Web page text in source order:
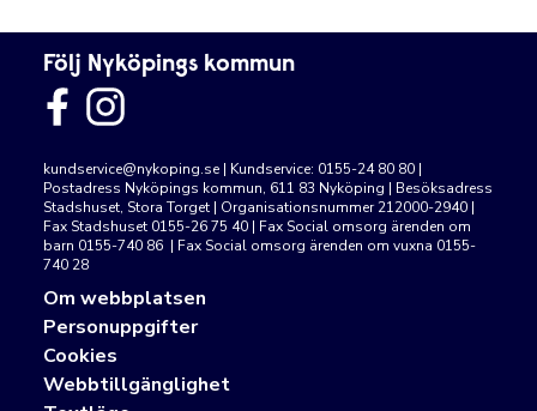
Följ Nyköpings kommun
kundservice@nykoping.se | Kundservice: 0155-24 80 80 |
Postadress Nyköpings kommun, 611 83 Nyköping | Besöksadress
Stadshuset, Stora Torget | Organisationsnummer 212000-2940 |
Fax Stadshuset 0155-26 75 40 | Fax Social omsorg ärenden om
barn 0155-740 86 | Fax Social omsorg ärenden om vuxna 0155-
740 28
Om webbplatsen
Personuppgifter
Cookies
Webbtillgänglighet